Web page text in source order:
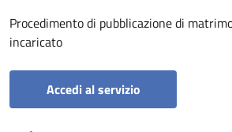
Procedimento di pubblicazione di
incaricato
Accedi al servizio